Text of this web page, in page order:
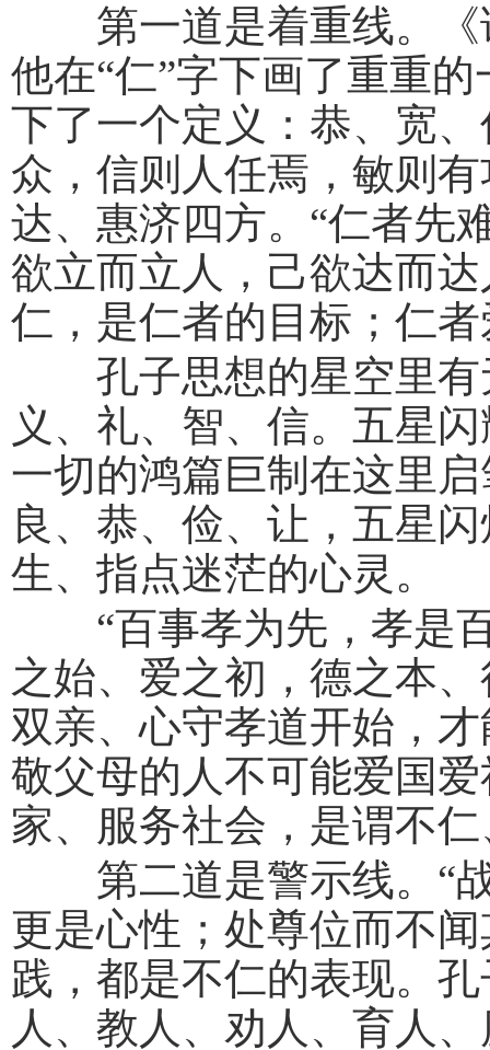
第一道是着重线。《
他在“仁”字下画了重重
下了一个定义：恭、宽
众，信则人任焉，敏则
达、惠济四方。“仁者先
欲立而立人，己欲达而
仁，是仁者的目标；仁
孔子思想的星空里有
义、礼、智、信。五星
一切的鸿篇巨制在这里
良、恭、俭、让，五星
生、指点迷茫的心灵。
“百事孝为先，孝是百
之始、爱之初，德之本
双亲、心守孝道开始，
敬父母的人不可能爱国
家、服务社会，是谓不
第二道是警示线。“战
更是心性；处尊位而不
践，都是不仁的表现。
人、教人、劝人、育人